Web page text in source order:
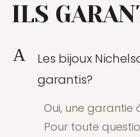
ILS
A
Les bijoux
garantis?
Oui, une garantie
Pour toute